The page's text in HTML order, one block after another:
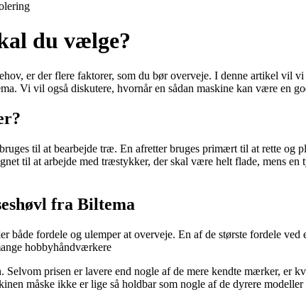
du vælge?
er der flere faktorer, som du bør overveje. I denne artikel vil
Vi vil også diskutere, hvornår en sådan maskine kan være en
til at bearbejde træ. En afretter bruges primært til at rette og
til at arbejde med træstykker, der skal være helt flade, mens
fra Biltema
fordele og ulemper at overveje. En af de største fordele
hobbyhåndværkere
prisen er lavere end nogle af de mere kendte mærker, er
måske ikke er lige så holdbar som nogle af de dyrere